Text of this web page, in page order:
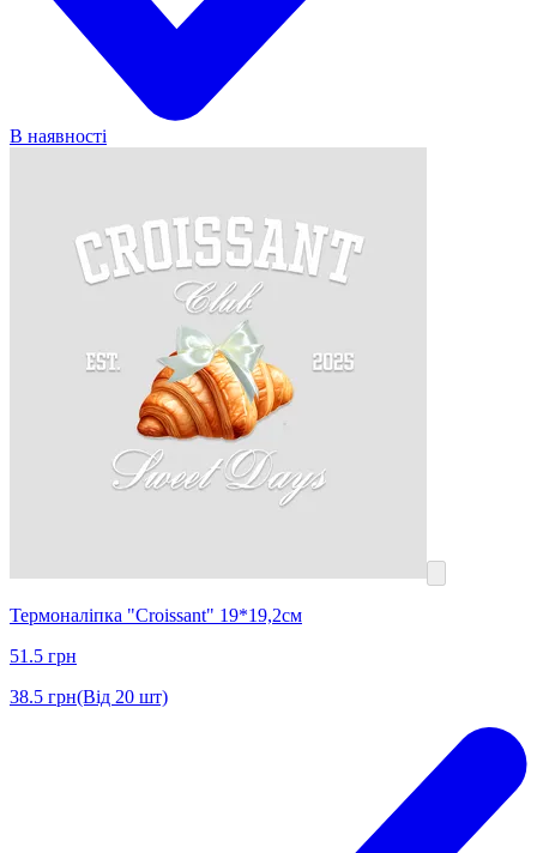
В наявності
Термоналіпка "Croissant" 19*19,2см
51.5 грн
38.5 грн(Від 20 шт)